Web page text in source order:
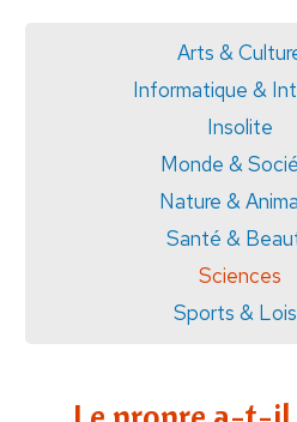
Arts &
Informatique &
Insolite
Monde &
Nature &
Santé &
Sciences
Sports &